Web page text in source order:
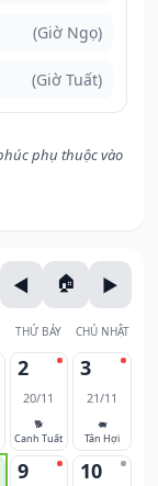
(Giờ Ngọ)
(Giờ Tuất)
phụ thuộc vào
THỨ BẢY CHỦ NHẬT
2
20/11
🐕
Canh Tuất
3
21/11
🐖
Tân Hợi
9 10